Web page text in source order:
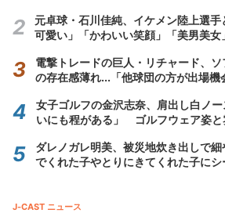
元卓球・石川佳純、イケメン陸上選
可愛い」「かわいい笑顔」「美男美女
電撃トレードの巨人・リチャード、
の存在感薄れ...「他球団の方が出場機
女子ゴルフの金沢志奈、肩出し白ノ
いにも程がある」 ゴルフウェア姿と
ダレノガレ明美、被災地炊き出しで
でくれた子やとりにきてくれた子にシ
J-CAST ニュース